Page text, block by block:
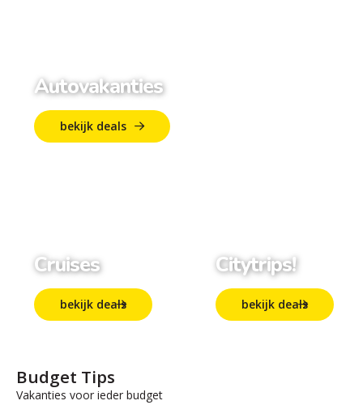
Autovakanties
bekijk deals
Cruises
bekijk deals
Citytrips!
bekijk deals
Budget Tips
Vakanties voor ieder budget